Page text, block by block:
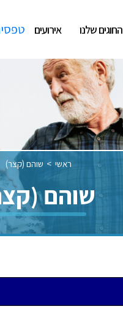
החוגים שלנו אירועים
ראשי שוהם (קצר)
שוהם